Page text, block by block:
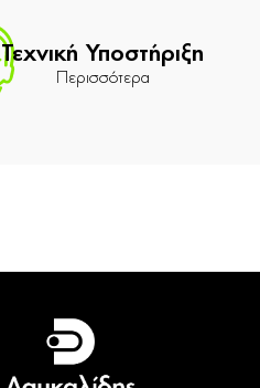
Τεχνική Υποστήριξη
Περισσότερα